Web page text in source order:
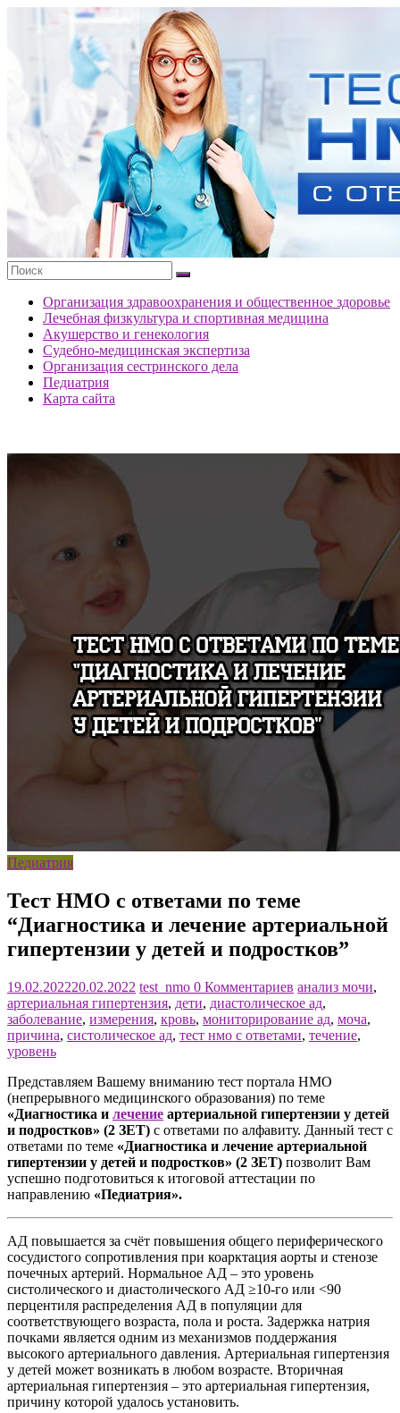
содержимому
портала
ответами
Организация здравоохранения и общественное здоровье
Лечебная физкультура и спортивная медицина
Акушерство и генекология
Судебно-медицинская экспертиза
Организация сестринского дела
Педиатрия
Карта сайта
Педиатрия
Тест НМО с ответами по теме
“Диагностика и лечение артериальной
гипертензии у детей и подростков”
19.02.202220.02.2022 test_nmo 0 Комментариев анализ мочи,
артериальная гипертензия, дети, диастолическое ад,
заболевание, измерения, кровь, мониторирование ад, моча,
причина, систолическое ад, тест нмо с ответами, течение,
уровень
Представляем Вашему вниманию тест портала НМО
(непрерывного медицинского образования) по теме
«Диагностика и лечение артериальной гипертензии у детей
и подростков» (2 ЗЕТ) с ответами по алфавиту. Данный тест с
ответами по теме «Диагностика и лечение артериальной
гипертензии у детей и подростков» (2 ЗЕТ) позволит Вам
успешно подготовиться к итоговой аттестации по
направлению «Педиатрия».
АД повышается за счёт повышения общего периферического
сосудистого сопротивления при коарктация аорты и стенозе
почечных артерий. Нормальное АД – это уровень
систолического и диастолического АД ≥10-го или ˂90
перцентиля распределения АД в популяции для
соответствующего возраста, пола и роста. Задержка натрия
почками является одним из механизмов поддержания
высокого артериального давления. Артериальная гипертензия
у детей может возникать в любом возрасте. Вторичная
артериальная гипертензия – это артериальная гипертензия,
причину которой удалось установить.